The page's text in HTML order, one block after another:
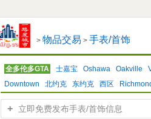
> 物品交易 > 手表/首饰
全多伦多GTA 士嘉宝 Oshawa Oakville
Downtown
北约克 东约克 西区
+ 立即免费发布手表/首饰信息